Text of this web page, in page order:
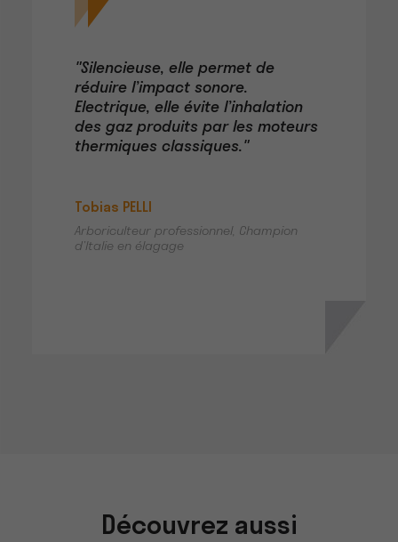
"Silencieuse, elle permet de
réduire l’impact sonore.
Electrique, elle évite l’inhalation
des gaz produits par les moteurs
thermiques classiques."
Tobias PELLI
Arboriculteur professionnel, Champion
d’Italie en élagage
Découvrez aussi